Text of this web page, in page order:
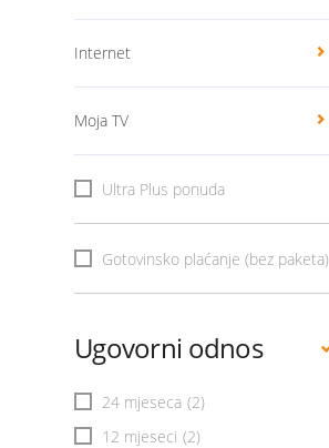
Internet
Moja TV
Ultra Plus ponuda
Gotovinsko plaćanje (bez paketa)
Ugovorni odnos
24 mjeseca (2)
12 mjeseci (2)